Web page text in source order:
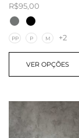
R$95,00
PP P M +2
VER OPÇÕES